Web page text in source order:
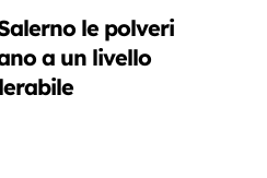
le polveri
a un livello